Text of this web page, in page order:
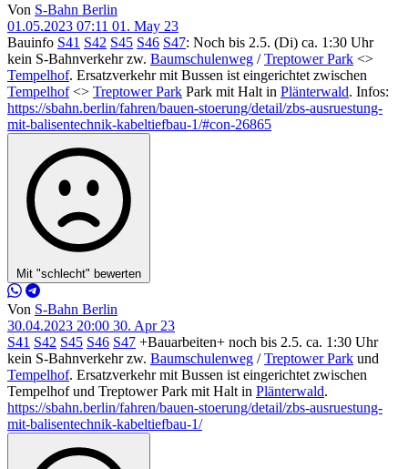
Von S-Bahn Berlin
01.05.2023 07:11 01. May 23
Bauinfo S41 S42 S45 S46 S47: Noch bis 2.5. (Di) ca. 1:30 Uhr
kein S-Bahnverkehr zw. Baumschulenweg /Treptower Park <>
Tempelhof. Ersatzverkehr mit Bussen ist eingerichtet zwischen
Tempelhof<> Treptower Park Park mit Halt in Plänterwald. Infos:
https://sbahn.berlin/fahren/bauen-stoerung/detail/zbs-ausruestung-
mit-balisentechnik-kabeltiefbau-1/#con-26865
Mit "schlecht" bewerten
Von S-Bahn Berlin
30.04.2023 20:00 30. Apr 23
S41 S42 S45 S46 S47 +Bauarbeiten+ noch bis 2.5. ca. 1:30 Uhr
kein S-Bahnverkehr zw. Baumschulenweg /Treptower Park und
Tempelhof. Ersatzverkehr mit Bussen ist eingerichtet zwischen
Tempelhof und Treptower Park mit Halt in Plänterwald.
https://sbahn.berlin/fahren/bauen-stoerung/detail/zbs-ausruestung-
mit-balisentechnik-kabeltiefbau-1/